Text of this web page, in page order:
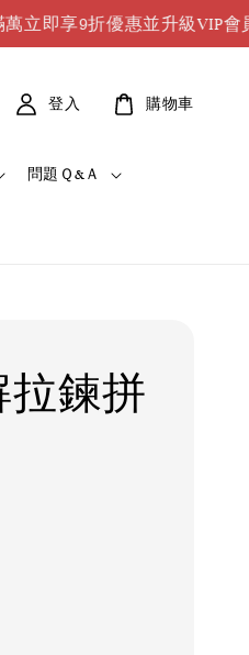
惠並升級VIP會員｜滿2萬
問題Ｑ&Ａ
登入 購物車
拉鍊拼